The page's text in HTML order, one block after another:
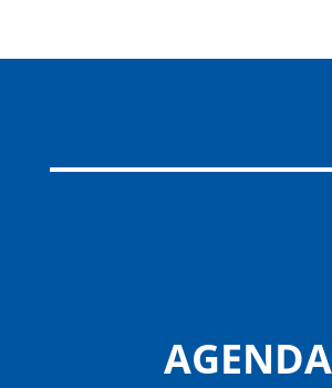
AGENDA